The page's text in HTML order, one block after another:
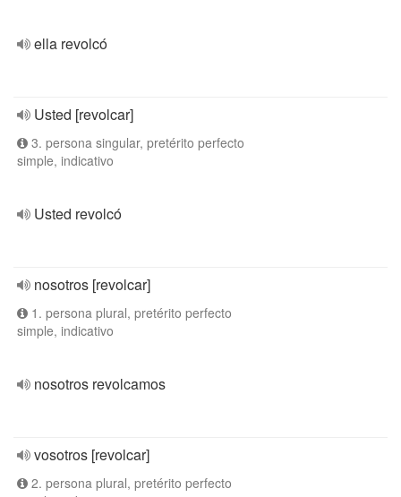
ella revolcó
Usted [revolcar]
3. persona singular, pretérito perfecto
simple, indicativo
Usted revolcó
nosotros [revolcar]
1. persona plural, pretérito perfecto
simple, indicativo
nosotros revolcamos
vosotros [revolcar]
2. persona plural, pretérito perfecto